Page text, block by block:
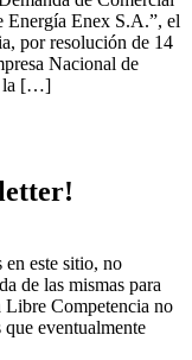
Energía Enex S.A.”, el
por resolución de 14
Nacional de
la […]
este sitio, no
de las mismas para
Libre Competencia no
eventualmente